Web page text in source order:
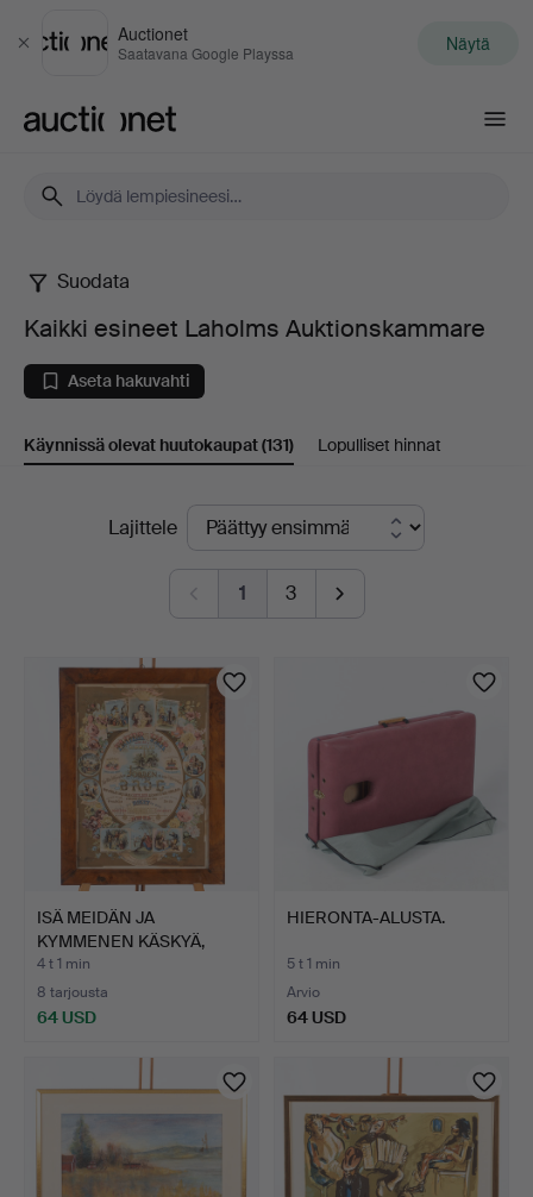
Sulje
Auctionet
Saatavana Google Playssa Näytä
Kaikki
esineet
Laholms
Auktionskammare
Suodata
Kaikki esineet Laholms Auktionskammare
Aseta hakuvahti
Käynnissä olevat huutokaupat(131) Lopulliset hinnat
Käynnissä
huutokaupat
Lajittele
1 3
ISÄ MEIDÄN JA
KYMMENEN KÄSKYÄ,
värilitogra…
4 t 1 min
8 tarjousta
64 USD
HIERONTA-ALUSTA.
5 t 1 min
Arvio
64 USD